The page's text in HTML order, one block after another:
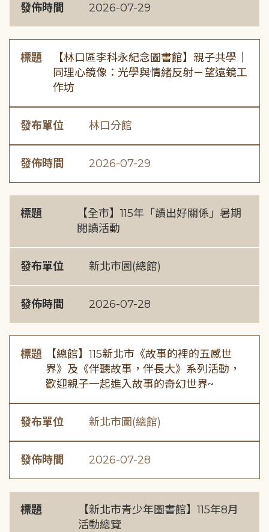
發佈時間 2026-07-29
標題
【林口區李科永紀念圖書館】親子共學｜
同理心鏡像：光學與情緒反射－望遠鏡工
作坊
發布單位 林口分館
發佈時間 2026-07-29
標題
【全市】115年「讀出好關係」暑期
閱讀活動
發布單位 新北市圖(總館)
發佈時間 2026-07-28
標題
【總館】115新北市《故事的裡的五感世
界》及《伴聽故事，伴長大》系列活動，
歡迎親子一起進入故事的奇幻世界~
發布單位 新北市圖(總館)
發佈時間 2026-07-28
標題
【新北市青少年圖書館】115年8月
活動總覽